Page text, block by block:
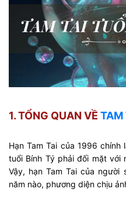
1. TỔNG QUAN VỀ TAM
Hạn Tam Tai của 1996
tuổi Bính Tý phải đối mặt với
Vậy, hạn Tam Tai của người
năm nào, phương diện chịu